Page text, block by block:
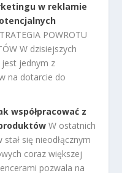
w reklamie
POWROTU
W dzisiejszych
jednym z
na dotarcie do
współpracować z
W ostatnich
się nieodłącznym
coraz większej
pozwala na